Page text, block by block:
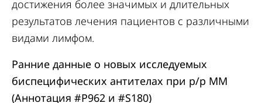
достижения более значимых и длительных
результатов лечения пациентов с различными
видами лимфом.
Ранние данные о новых исследуемых
биспецифических антителах при р/р ММ
(Аннотация #P962 и #S180)